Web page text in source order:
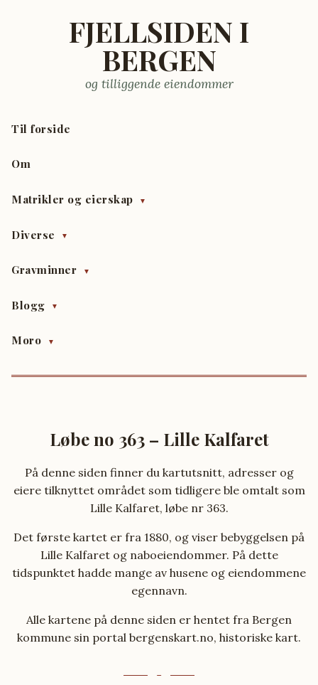
FJELLSIDEN I
BERGEN
og tilliggende eiendommer
Til forside
Om
Matrikler og eierskap ▼
Diverse ▼
Gravminner ▼
Blogg ▼
Moro ▼
Løbe no 363 – Lille Kalfaret
På denne siden finner du kartutsnitt, adresser og
eiere tilknyttet området som tidligere ble omtalt som
Lille Kalfaret, løbe nr 363.
Det første kartet er fra 1880, og viser bebyggelsen på
Lille Kalfaret og naboeiendommer. På dette
tidspunktet hadde mange av husene og eiendommene
egennavn.
Alle kartene på denne siden er hentet fra Bergen
kommune sin portal bergenskart.no, historiske kart.